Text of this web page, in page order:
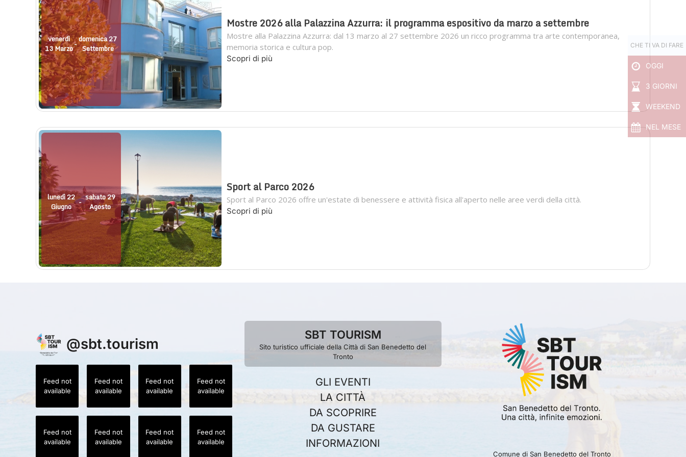
CHE TI VA DI FARE
OGGI
3 GIORNI
WEEKEND
NEL MESE
venerdì
13 Marzo-domenica 27
Settembre
Mostre 2026 alla Palazzina Azzurra: il programma espositivo da marzo a settembre
Mostre alla Palazzina Azzurra: dal 13 marzo al 27 settembre 2026 un ricco programma tra arte contemporanea,
memoria storica e cultura pop.
Scopri di più
lunedì 22
Giugno
- sabato 29
Agosto
Sport al Parco 2026
Sport al Parco 2026 offre un'estate di benessere e attività fisica all'aperto nelle aree verdi della città.
Scopri di più
@sbt.tourism
Feed not
available
Feed not
available
Feed not
available
Feed not
available
Feed not
available
Feed not
available
Feed not
available
Feed not
available
SBT TOURISM
Sito turistico ufficiale della Città di San Benedetto del
Tronto
GLI EVENTI
LA CITTÀ
DA SCOPRIRE
DA GUSTARE
INFORMAZIONI
Comune di San Benedetto del Tronto